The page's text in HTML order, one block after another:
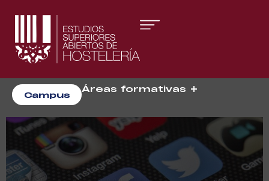
Campus
Áreas formativas